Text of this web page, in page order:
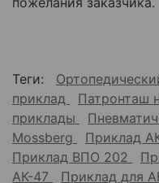
Теги:
приклад
Патронташ
приклады
Mossberg
Приклад
Приклад ВПО 202
АК-47
Приклад для